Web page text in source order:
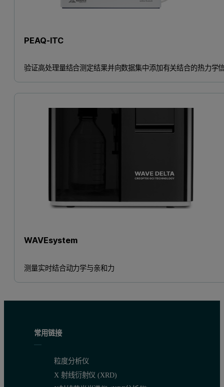
PEAQ-ITC
验证高处理量结合测定结果并向数据集中添加有关结合的热力学
WAVEsystem
测量实时结合动力学与亲和力
常用链接
粒度分析仪
X 射线衍射仪 (XRD)